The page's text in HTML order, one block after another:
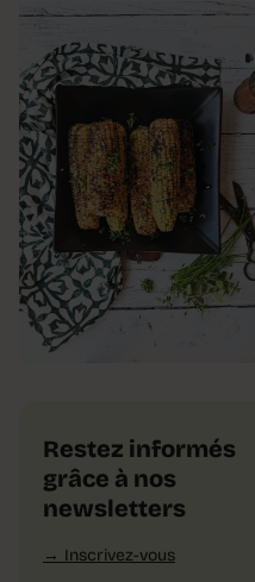
Restez informés
grâce à nos
newsletters
Inscrivez-vous